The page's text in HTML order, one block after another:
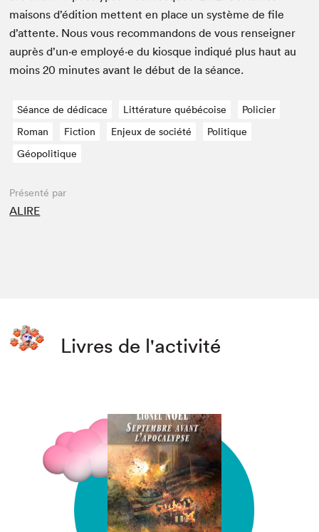
maisons d’édi­tion met­tent en place un sys­tème de file
d’at­tente. Nous vous recom­man­dons de vous ren­seign­er
auprès d’un·e employé·e du kiosque indiqué plus haut au
moins20 min­utes avant le début de la séance.
Séance de dédicace Littérature québécoise
Policier
Roman
Fiction Enjeux de société
Politique
Géopolitique
Présenté par
ALIRE
Livres de l'activité